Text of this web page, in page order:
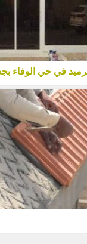
في حي الوفاء